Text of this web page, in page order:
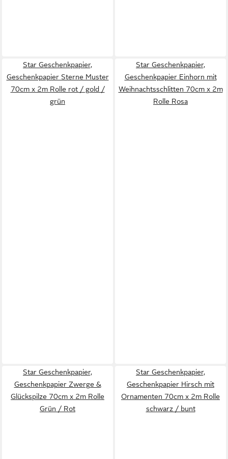
Star Geschenkpapier,
Geschenkpapier Sterne Muster
70cm x 2m Rolle rot / gold /
grün
Star Geschenkpapier,
Geschenkpapier Einhorn mit
Weihnachtsschlitten 70cm x 2m
Rolle Rosa
Star Geschenkpapier,
Geschenkpapier Zwerge &
Glückspilze 70cm x 2m Rolle
Grün / Rot
Star Geschenkpapier,
Geschenkpapier Hirsch mit
Ornamenten 70cm x 2m Rolle
schwarz / bunt